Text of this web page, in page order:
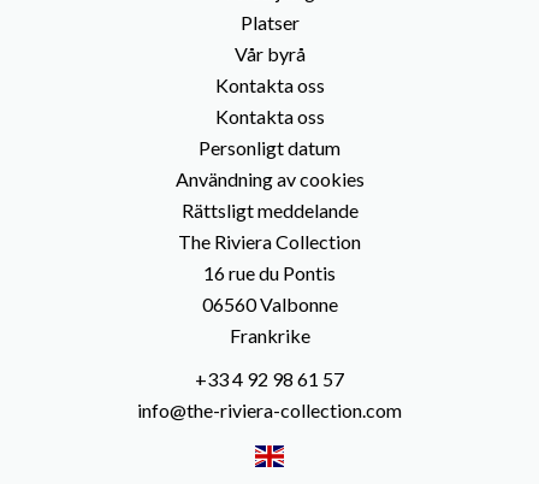
Platser
Vår byrå
Kontakta oss
Kontakta oss
Personligt datum
Användning av cookies
Rättsligt meddelande
The Riviera Collection
16 rue du Pontis
06560Valbonne
Frankrike
+33 4 92 98 61 57
info@the-riviera-collection.com